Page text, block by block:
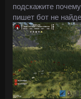
подскажите
пишет бот не